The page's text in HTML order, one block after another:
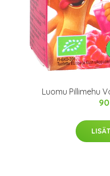
Luomu Pillimehu
90